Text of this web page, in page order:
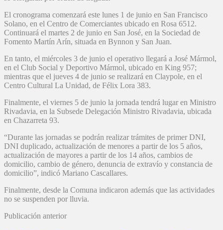
El cronograma comenzará este lunes 1 de junio en San Francisco
Solano, en el Centro de Comerciantes ubicado en Rosa 6512.
Continuará el martes 2 de junio en San José, en la Sociedad de
Fomento Martín Arín, situada en Bynnon y San Juan.
En tanto, el miércoles 3 de junio el operativo llegará a José Mármol,
en el Club Social y Deportivo Mármol, ubicado en King 957;
mientras que el jueves 4 de junio se realizará en Claypole, en el
Centro Cultural La Unidad, de Félix Lora 383.
Finalmente, el viernes 5 de junio la jornada tendrá lugar en Ministro
Rivadavia, en la Subsede Delegación Ministro Rivadavia, ubicada
en Chazarreta 93.
“Durante las jornadas se podrán realizar trámites de primer DNI,
DNI duplicado, actualización de menores a partir de los 5 años,
actualización de mayores a partir de los 14 años, cambios de
domicilio, cambio de género, denuncia de extravío y constancia de
domicilio”, indicó Mariano Cascallares.
Finalmente, desde la Comuna indicaron además que las actividades
no se suspenden por lluvia.
Publicación anterior